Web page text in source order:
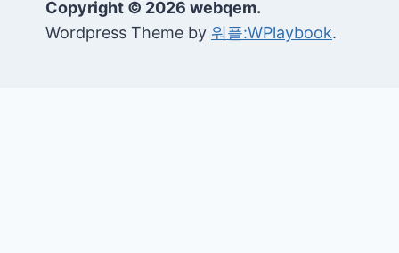
Copyright © 2026 webqem.
Wordpress Theme by 워플:WPlaybook.